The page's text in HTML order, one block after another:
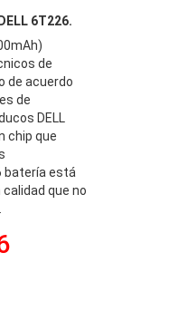
6T226.
de
de acuerdo
de
DELL
chip que
batería está
que no